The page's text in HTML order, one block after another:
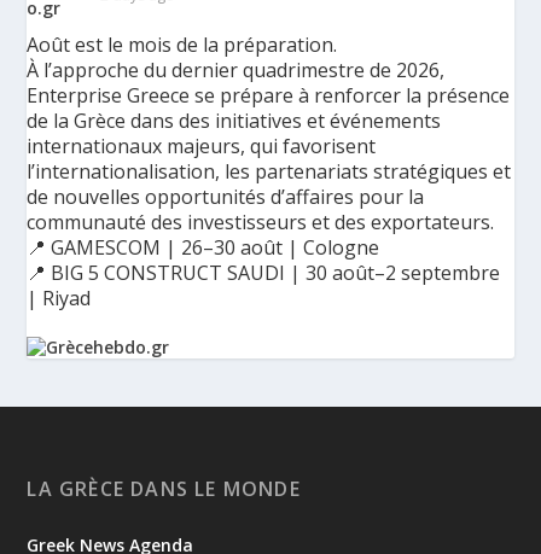
Août est le mois de la préparation.
À l’approche du dernier quadrimestre de 2026,
Enterprise Greece se prépare à renforcer la présence
de la Grèce dans des initiatives et événements
internationaux majeurs, qui favorisent
l’internationalisation, les partenariats stratégiques et
de nouvelles opportunités d’affaires pour la
communauté des investisseurs et des exportateurs.
📍 GAMESCOM | 26–30 août | Cologne
📍 BIG 5 CONSTRUCT SAUDI | 30 août–2 septembre
| Riyad
Ελλάδας σε διεθνείς δράσεις, που ενισχύουν την
εξωστρέφεια, τις συνεργασίες και τις νέες επιχειρηματικές
LA GRÈCE DANS LE MONDE
Greek News Agenda